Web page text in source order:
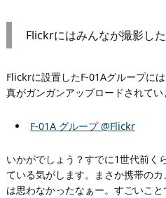
Flickrにはみんなが撮影した
Flickrに設置したF-01Aグループに
真がガンガンアップロードされてい
F-01A グループ @Flickr
いかがでしょう？すでに1世代前く
ている気がします。まさか携帯の
は思わなかったなぁー。すごいこと